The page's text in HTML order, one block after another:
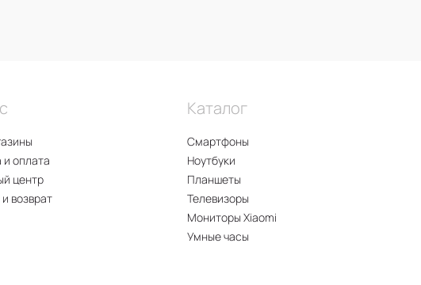
и оплата
центр
возврат
Каталог
Смартфоны
Ноутбуки
Планшеты
Телевизоры
Мониторы Xiaomi
Умные часы